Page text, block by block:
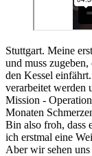
Stuttgart. Meine
und muss
den Kessel
verarbeitet werden
Mission -
Monaten
Bin also froh, dass
ich erstmal eine
Aber wir sehen